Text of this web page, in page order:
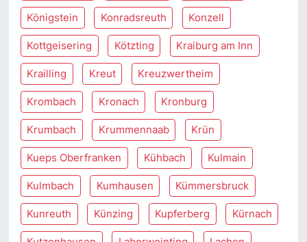
Königstein Konradsreuth Konzell
Kottgeisering Kötzting Kraiburg am Inn
Krailling Kreut Kreuzwertheim
Krombach Kronach Kronburg
Krumbach Krummennaab Krün
Kueps Oberfranken Kühbach Kulmain
Kulmbach Kumhausen Kümmersbruck
Kunreuth Künzing Kupferberg Kürnach